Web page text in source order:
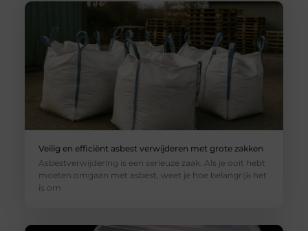
Veilig en efficiënt asbest verwijderen met grote zakken
Asbestverwijdering is een serieuze zaak. Als je ooit hebt
moeten omgaan met asbest, weet je hoe belangrijk het
is om